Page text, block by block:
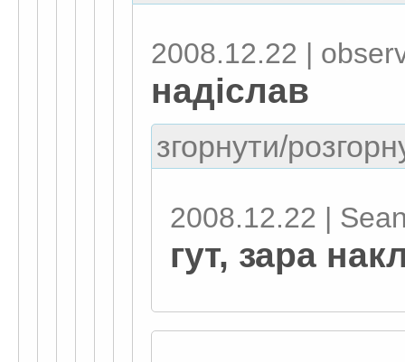
2008.12.22 |
надіслав
згорнути/
2008.12.22 |
гут, зара